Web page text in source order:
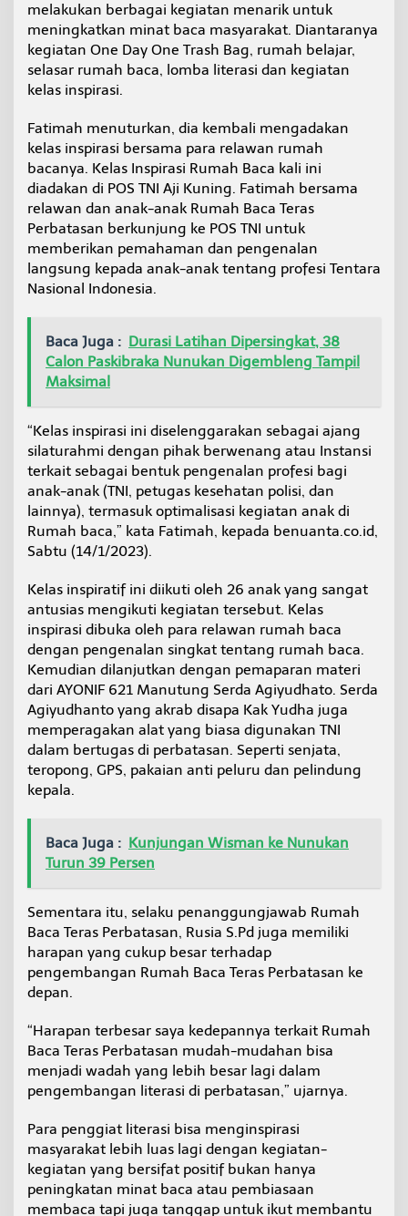
melakukan berbagai kegiatan menarik untuk
meningkatkan minat baca masyarakat. Diantaranya
kegiatan One Day One Trash Bag, rumah belajar,
selasar rumah baca, lomba literasi dan kegiatan
kelas inspirasi.
Fatimah menuturkan, dia kembali mengadakan
kelas inspirasi bersama para relawan rumah
bacanya. Kelas Inspirasi Rumah Baca kali ini
diadakan di POS TNI Aji Kuning. Fatimah bersama
relawan dan anak-anak Rumah Baca Teras
Perbatasan berkunjung ke POS TNI untuk
memberikan pemahaman dan pengenalan
langsung kepada anak-anak tentang profesi Tentara
Nasional Indonesia.
Baca Juga : Durasi Latihan Dipersingkat, 38
Calon Paskibraka Nunukan Digembleng Tampil
Maksimal
“Kelas inspirasi ini diselenggarakan sebagai ajang
silaturahmi dengan pihak berwenang atau Instansi
terkait sebagai bentuk pengenalan profesi bagi
anak-anak (TNI, petugas kesehatan polisi, dan
lainnya), termasuk optimalisasi kegiatan anak di
Rumah baca,” kata Fatimah, kepada benuanta.co.id,
Sabtu (14/1/2023).
Kelas inspiratif ini diikuti oleh 26 anak yang sangat
antusias mengikuti kegiatan tersebut. Kelas
inspirasi dibuka oleh para relawan rumah baca
dengan pengenalan singkat tentang rumah baca.
Kemudian dilanjutkan dengan pemaparan materi
dari AYONIF 621 Manutung Serda Agiyudhato. Serda
Agiyudhanto yang akrab disapa Kak Yudha juga
memperagakan alat yang biasa digunakan TNI
dalam bertugas di perbatasan. Seperti senjata,
teropong, GPS, pakaian anti peluru dan pelindung
kepala.
Baca Juga : Kunjungan Wisman ke Nunukan
Turun 39 Persen
Sementara itu, selaku penanggungjawab Rumah
Baca Teras Perbatasan, Rusia S.Pd juga memiliki
harapan yang cukup besar terhadap
pengembangan Rumah Baca Teras Perbatasan ke
depan.
“Harapan terbesar saya kedepannya terkait Rumah
Baca Teras Perbatasan mudah-mudahan bisa
menjadi wadah yang lebih besar lagi dalam
pengembangan literasi di perbatasan,” ujarnya.
Para penggiat literasi bisa menginspirasi
masyarakat lebih luas lagi dengan kegiatan-
kegiatan yang bersifat positif bukan hanya
peningkatan minat baca atau pembiasaan
membaca tapi juga tanggap untuk ikut membantu